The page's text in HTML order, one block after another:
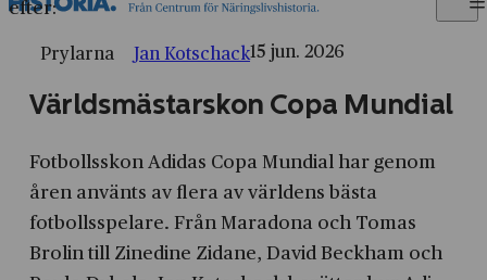
efter:
Prylarna Jan Kotschack15 jun. 2026
Världsmästarskon Copa Mundial
Fotbollsskon Adidas Copa Mundial har genom
åren använts av flera av världens bästa
fotbollsspelare. Från Maradona och Tomas
Brolin till Zinedine Zidane, David Beckham och